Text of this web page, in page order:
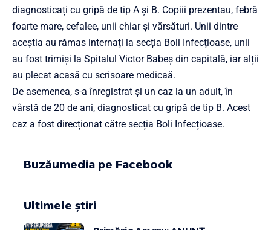
diagnosticați cu gripă de tip A și B. Copiii prezentau, febră
foarte mare, cefalee, unii chiar și vărsături. Unii dintre
aceștia au rămas internați la secția Boli Infecțioase, unii
au fost trimiși la Spitalul Victor Babeș din capitală, iar alții
au plecat acasă cu scrisoare medicaă.
De asemenea, s-a înregistrat și un caz la un adult, în
vârstă de 20 de ani, diagnosticat cu gripă de tip B. Acest
caz a fost direcționat către secția Boli Infecțioase.
Buzăumedia pe Facebook
Ultimele știri